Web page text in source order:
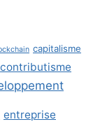
capitalisme
contributisme
entreprise